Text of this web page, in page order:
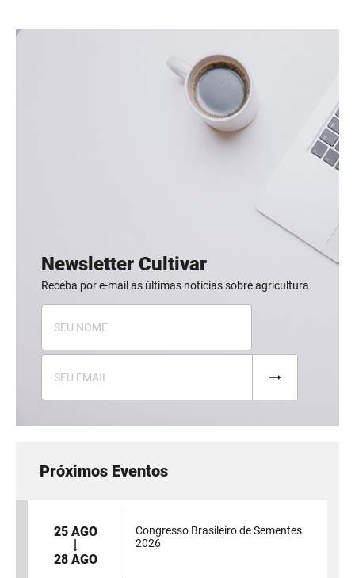
Newsletter Cultivar
Receba por e-mail as últimas notícias sobre agricultura
Próximos Eventos
25 AGO
28 AGO
Congresso Brasileiro de Sementes
2026